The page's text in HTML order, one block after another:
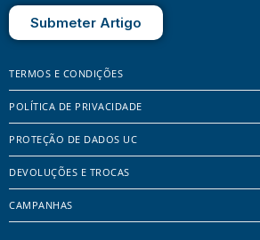
Submeter Artigo
TERMOS E CONDIÇÕES
POLÍTICA DE PRIVACIDADE
PROTEÇÃO DE DADOS UC
DEVOLUÇÕES E TROCAS
CAMPANHAS